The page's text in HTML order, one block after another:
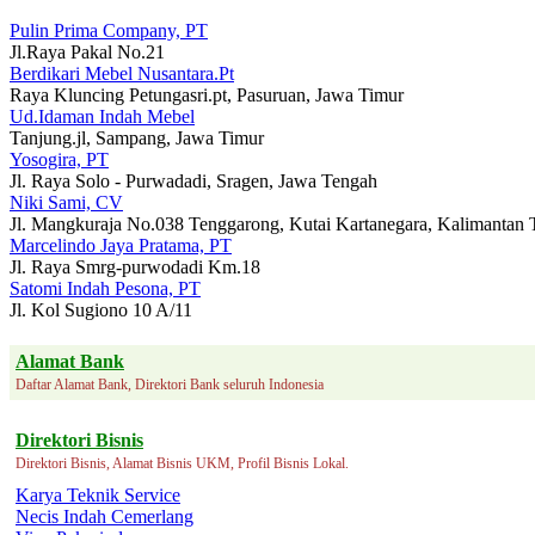
Pulin Prima Company, PT
Jl.Raya Pakal No.21
Berdikari Mebel Nusantara.Pt
Raya Kluncing Petungasri.pt, Pasuruan, Jawa Timur
Ud.Idaman Indah Mebel
Tanjung.jl, Sampang, Jawa Timur
Yosogira, PT
Jl. Raya Solo - Purwadadi, Sragen, Jawa Tengah
Niki Sami, CV
Jl. Mangkuraja No.038 Tenggarong, Kutai Kartanegara, Kalimantan
Marcelindo Jaya Pratama, PT
Jl. Raya Smrg-purwodadi Km.18
Satomi Indah Pesona, PT
Jl. Kol Sugiono 10 A/11
Alamat Bank
Daftar Alamat Bank, Direktori Bank seluruh Indonesia
Direktori Bisnis
Direktori Bisnis, Alamat Bisnis UKM, Profil Bisnis Lokal.
Karya Teknik Service
Necis Indah Cemerlang